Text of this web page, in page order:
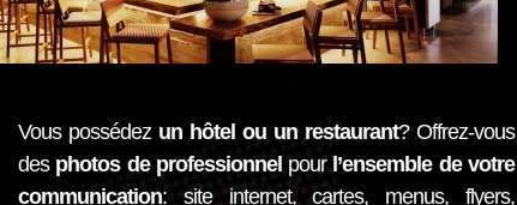
Vous possédez un hôtel ou un restaurant? Offrez-vous
desphotos de professionnel pourl’ensemble de votre
communication: site internet, cartes, menus, flyers,